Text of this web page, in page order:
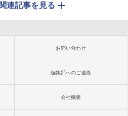
連記事を見る
お問い合わせ
編集部へのご連絡
会社概要